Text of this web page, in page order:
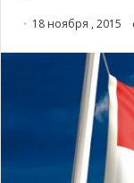
18 ноября , 2015